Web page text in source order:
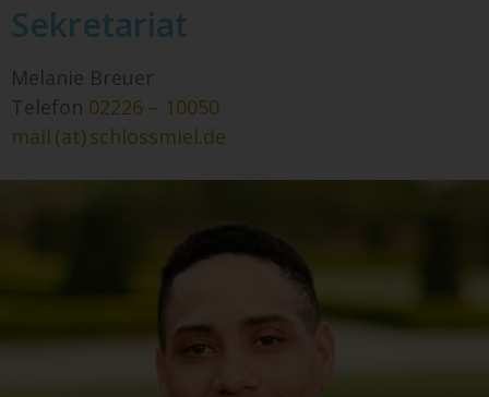
Sekretariat
Melanie Breuer
Telefon 02226 – 10050
mail (at) schlossmiel.de